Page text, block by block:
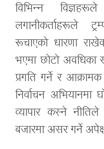
विभिन्न
लगानीकर्ताहरूले
रूचाएको धारणा
भएमा छोटो अवधिका
प्रगति गर्ने र
निर्वाचन अभियानमा
व्यापार कस्ने
बजारमा असर गर्ने